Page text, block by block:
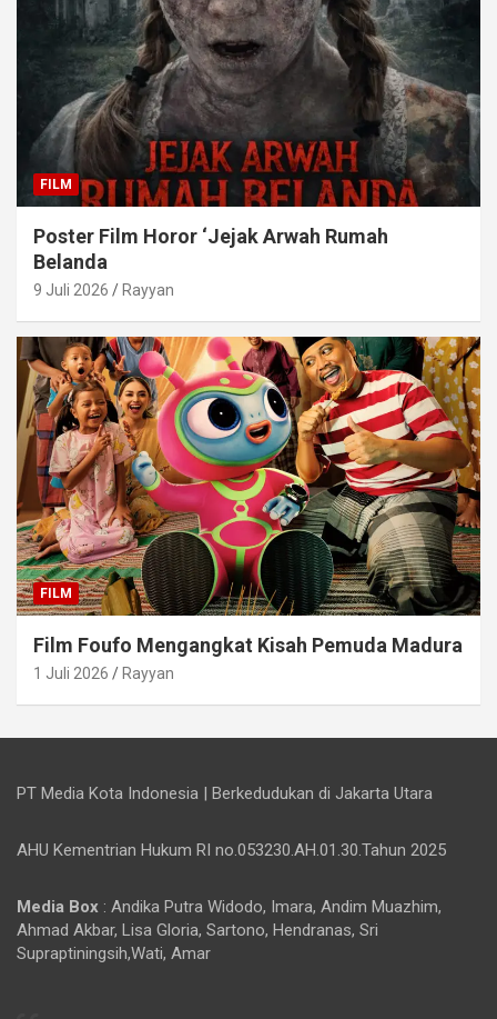
FILM
Poster Film Horor ‘Jejak Arwah Rumah
Belanda
9 Juli 2026 Rayyan
FILM
Film Foufo Mengangkat Kisah Pemuda Madura
1 Juli 2026 Rayyan
PT Media Kota Indonesia | Berkedudukan di Jakarta Utara
AHU Kementrian Hukum RI no.053230.AH.01.30.Tahun 2025
Media Box : Andika Putra Widodo, Imara, Andim Muazhim,
Ahmad Akbar, Lisa Gloria, Sartono, Hendranas, Sri
Supraptiningsih,Wati, Amar